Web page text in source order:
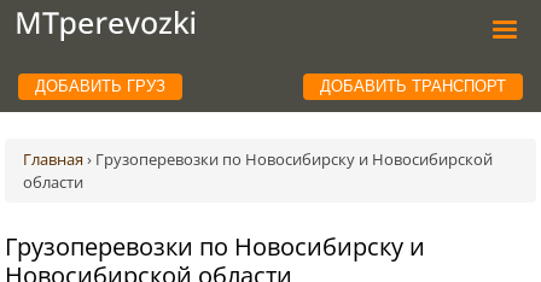
ДОБАВИТЬ ГРУЗ ДОБАВИТЬ ТРАНСПОРТ
Главная › Грузоперевозки по Новосибирску и Новосибирской
области
Грузоперевозки по Новосибирску и
Новосибирской области